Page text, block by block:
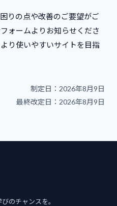
りの点や改善のご要望がご
ォームよりお知らせくださ
り使いやすいサイトを目指
制定日：2026年8月9日
最終改定日：2026年8月9日
のチャンスを。